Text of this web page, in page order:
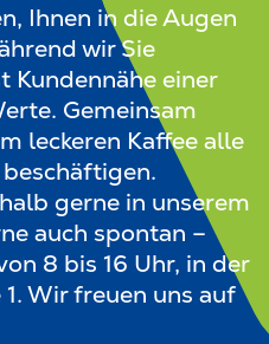
Ihnen in die Augen
wir Sie
Kundennähe einer
Gemeinsam
leckeren Kaffee alle
gerne in unserem
auch spontan –
8 bis 16 Uhr, in der
Wir freuen uns auf